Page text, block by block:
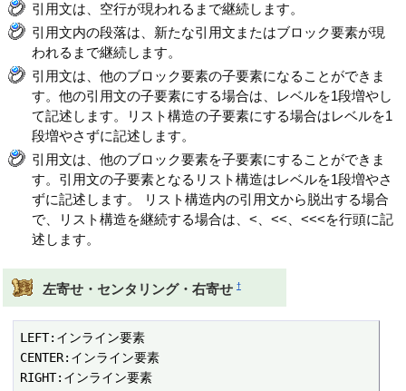
引用文は、空行が現われるまで継続します。
引用文内の段落は、新たな引用文またはブロック要素が現
われるまで継続します。
引用文は、他のブロック要素の子要素になることができま
す。他の引用文の子要素にする場合は、レベルを1段増やし
て記述します。リスト構造の子要素にする場合はレベルを1
段増やさずに記述します。
引用文は、他のブロック要素を子要素にすることができま
す。引用文の子要素となるリスト構造はレベルを1段増やさ
ずに記述します。 リスト構造内の引用文から脱出する場合
で、リスト構造を継続する場合は、<、<<、<<<を行頭に記
述します。
左寄せ・センタリング・右寄せ †
LEFT:インライン要素
CENTER:インライン要素
RIGHT:インライン要素